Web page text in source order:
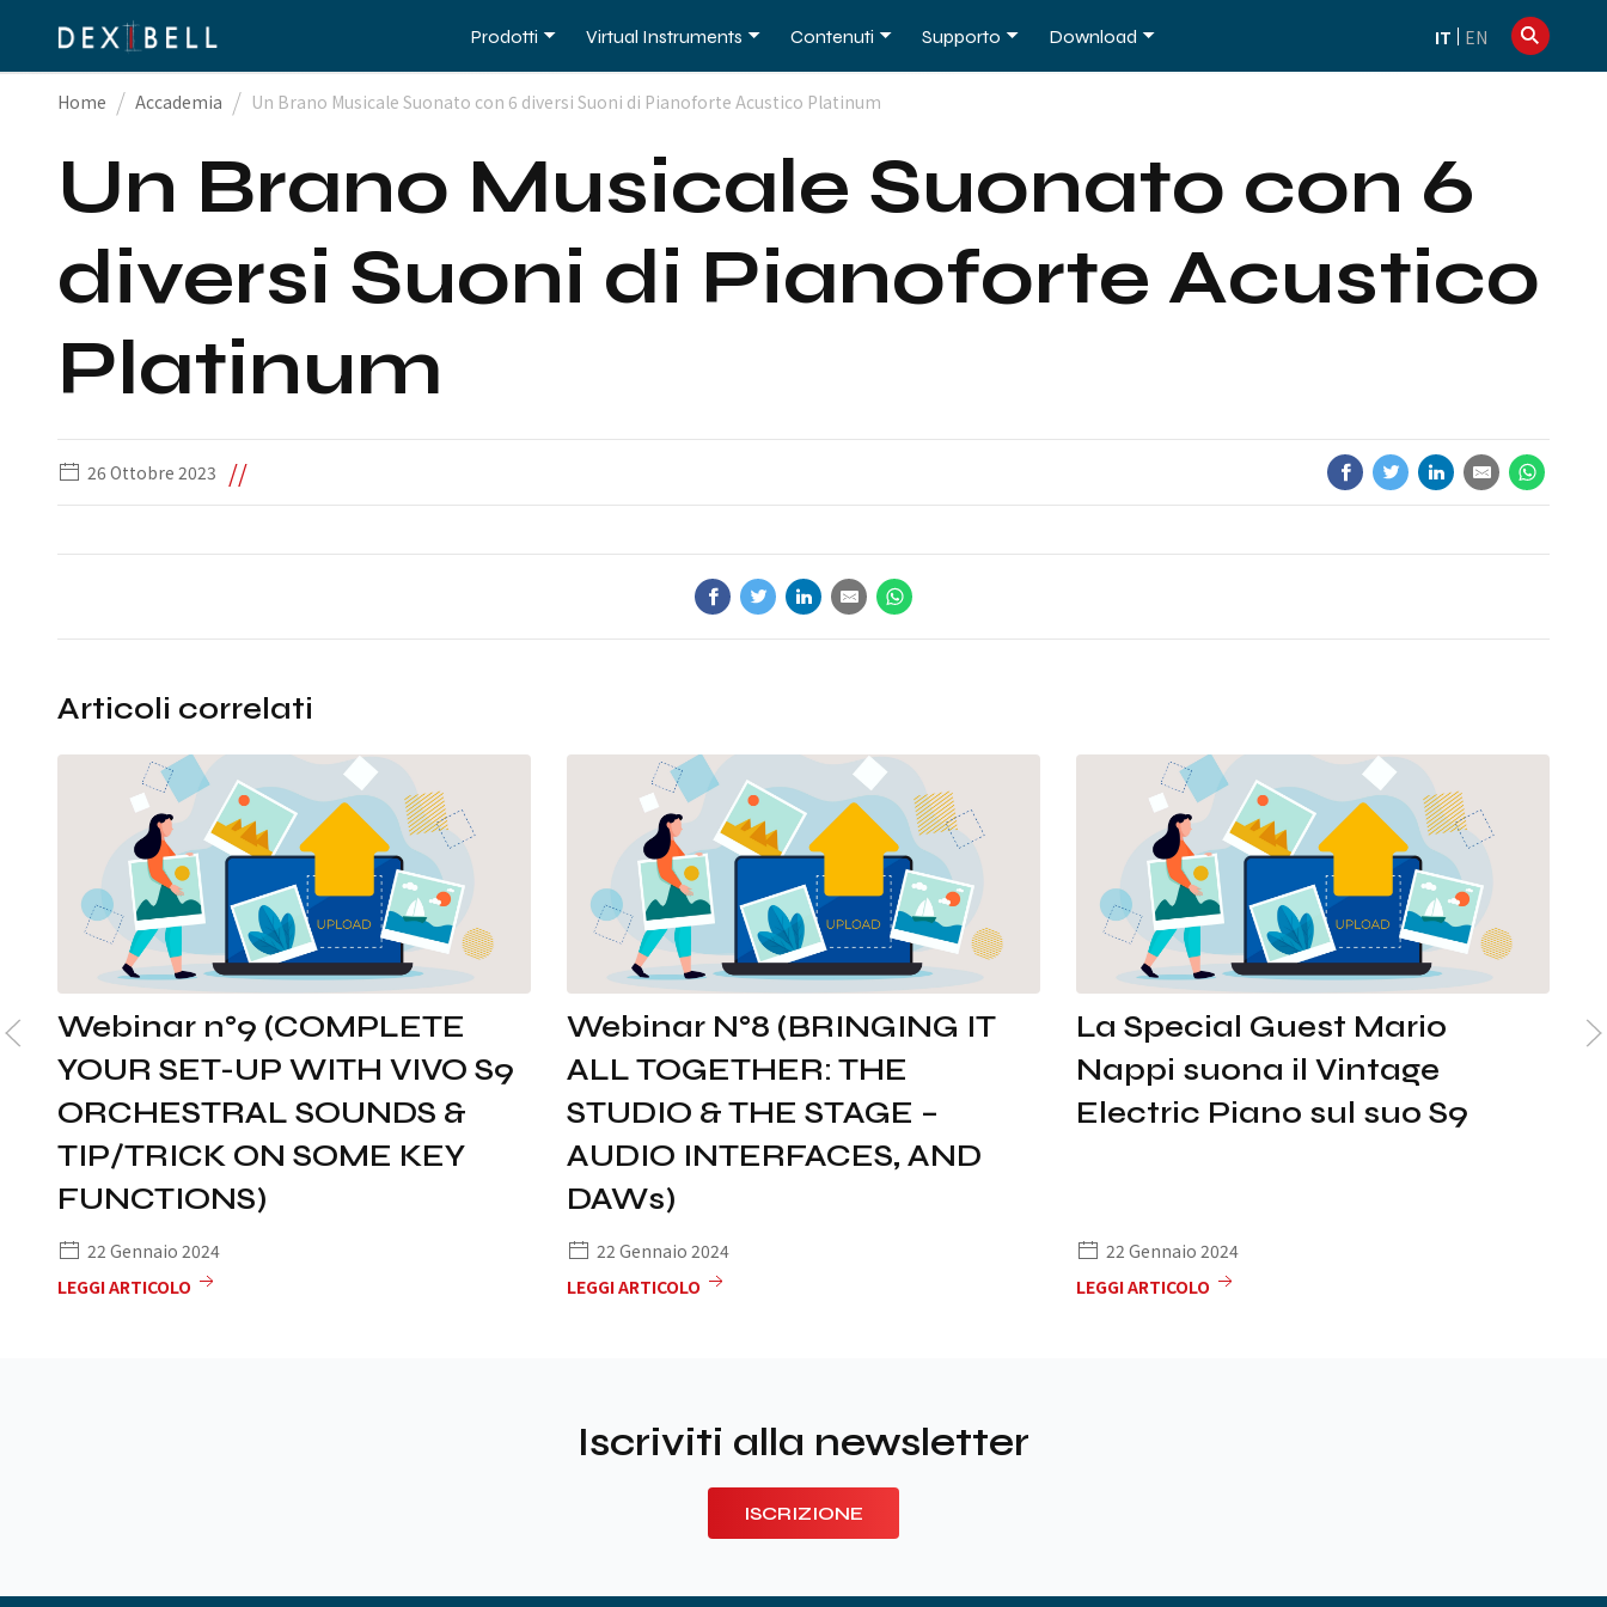
Prodotti Virtual Instruments Contenuti Supporto Download IT EN
IT EN
Home / Accademia / Un Brano Musicale Suonato con 6 diversi Suoni di Pianoforte Acustico Platinum
Un Brano Musicale Suonato con 6
diversi Suoni di Pianoforte Acustico
Platinum
26 Ottobre 2023 //
Articoli correlati
Webinar n°9 (COMPLETE
YOUR SET-UP WITH VIVO S9
ORCHESTRAL SOUNDS &
TIP/TRICK ON SOME KEY
FUNCTIONS)
22 Gennaio 2024
LEGGI ARTICOLO
Webinar N°8 (BRINGING IT
ALL TOGETHER: THE
STUDIO & THE STAGE –
AUDIO INTERFACES, AND
DAWs)
22 Gennaio 2024
LEGGI ARTICOLO
La Special Guest Mario
Nappi suona il Vintage
Electric Piano sul suo S9
22 Gennaio 2024
LEGGI ARTICOLO
Iscriviti alla newsletter
ISCRIZIONE